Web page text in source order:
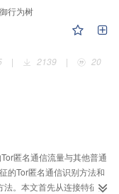
攻击树模型中引入博弈
中不同层次攻击行为的逻
完整网络攻防行为树，进
网络检测设备以及网络
目标成功率算法，计算其
（border gateway
击路径的攻击成功率均得
，与实际相符。本文所
的效果，且能够在任意节
网络管理者与运营者提供
行为树
| 2139 | 20
匿名通信流量与其他普通
的Tor匿名通信识别方法和
法。本文首先从连接特征分